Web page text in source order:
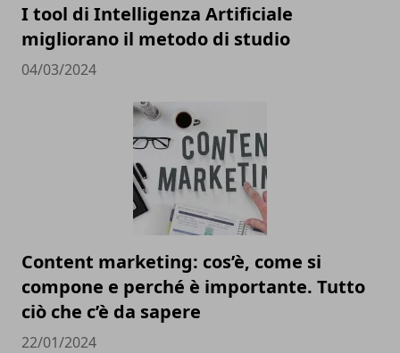
I tool di Intelligenza Artificiale
migliorano il metodo di studio
04/03/2024
Content marketing: cos’è, come si
compone e perché è importante. Tutto
ciò che c’è da sapere
22/01/2024